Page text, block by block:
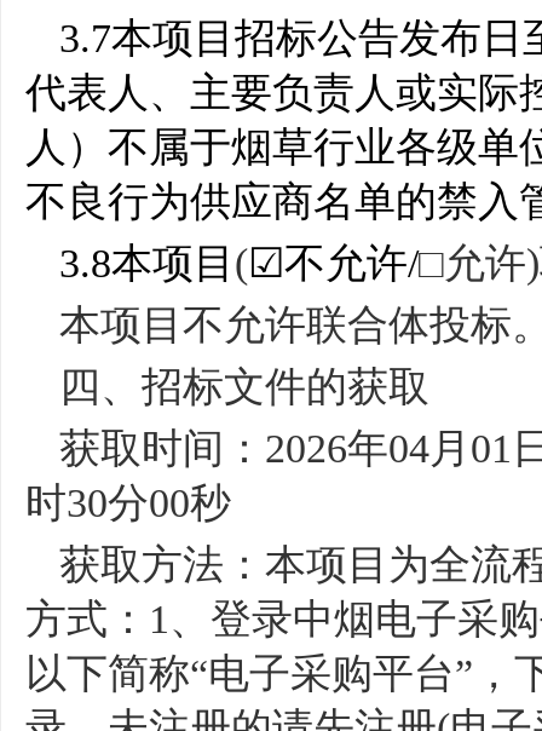
3.7本项目招标公告发布日
代表人、主要负责人或实际
人）不属于烟草行业各级
不良行为供应商名单的禁入
3.8本项目 (☑不允许/□允许)
本项目不允许联合体投标
四、招标文件的获取
获取时间： 2026年04月 01
时30分00秒
获取方法：本项目为全流
方式： 1、登录中烟电子采
以下简称“电子采购平台”，